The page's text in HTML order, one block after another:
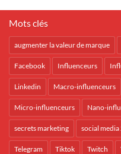
Mots clés
augmenter la valeur de marque
Facebook Influenceurs
Linkedin Macro-influenceurs
Micro-influenceurs Nano-
secrets marketing social
Telegram Tiktok Twitch